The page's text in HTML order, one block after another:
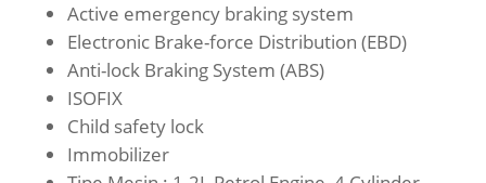
Active emergency braking system
Electronic Brake-force Distribution (EBD)
Anti-lock Braking System (ABS)
ISOFIX
Child safety lock
Immobilizer